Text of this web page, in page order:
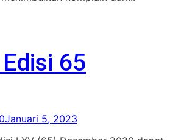
65
Januari 5, 2023